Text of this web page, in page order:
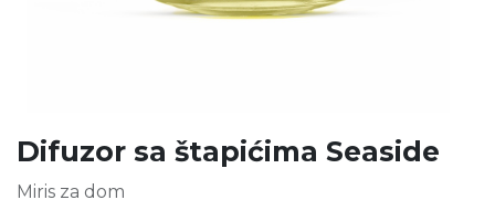
Difuzor sa štapićima Seaside
Miris za dom